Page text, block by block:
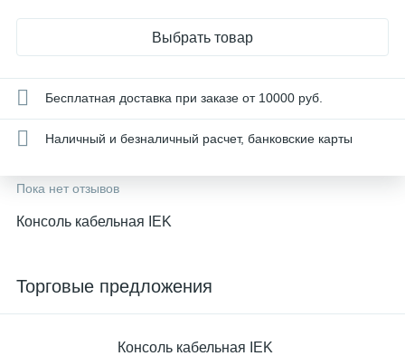
Выбрать товар
Бесплатная доставка при заказе от 10000 руб.
Наличный и безналичный расчет, банковские карты
Пока нет отзывов
Консоль кабельная IEK
Торговые предложения
Консоль кабельная IEK